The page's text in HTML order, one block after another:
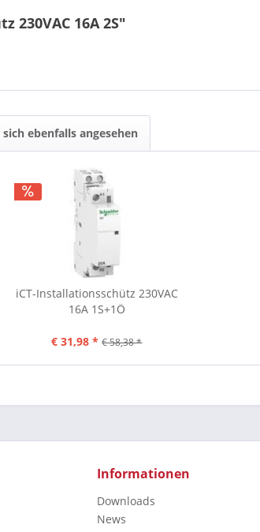
16A 2S"
ebenfalls angesehen
iCT-Installationsschütz 230VAC
16A 1S+1Ö
€ 31,98 * € 58,38 *
Informationen
Downloads
News